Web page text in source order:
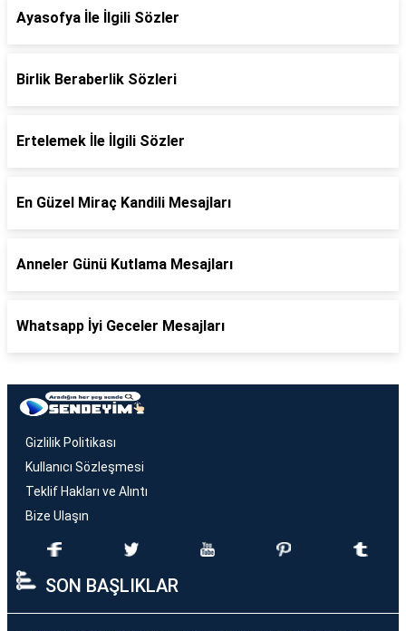
Ayasofya İle İlgili Sözler
Birlik Beraberlik Sözleri
Ertelemek İle İlgili Sözler
En Güzel Miraç Kandili Mesajları
Anneler Günü Kutlama Mesajları
Whatsapp İyi Geceler Mesajları
Gizlilik Politikası
Kullanıcı Sözleşmesi
Teklif Hakları ve Alıntı
Bize Ulaşın
SON BAŞLIKLAR